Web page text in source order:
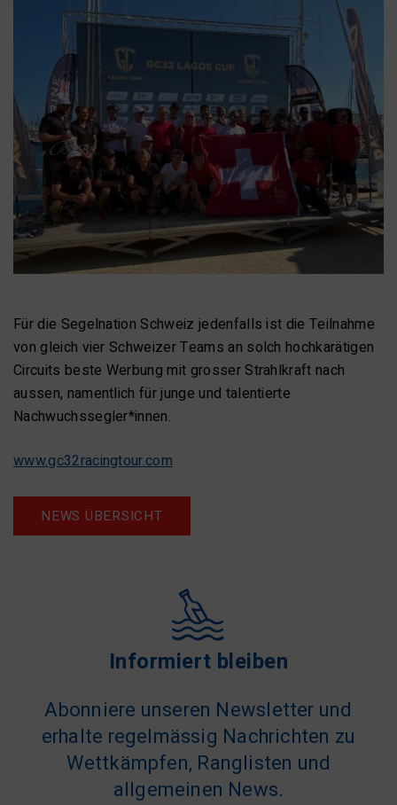
Für die Segelnation Schweiz jedenfalls ist die Teilnahme
von gleich vier Schweizer Teams an solch hochkarätigen
Circuits beste Werbung mit grosser Strahlkraft nach
aussen, namentlich für junge und talentierte
Nachwuchssegler*innen.
www.gc32racingtour.com
NEWS ÜBERSICHT
Informiert bleiben
Abonniere unseren Newsletter und
erhalte regelmässig Nachrichten zu
Wettkämpfen, Ranglisten und
allgemeinen News.